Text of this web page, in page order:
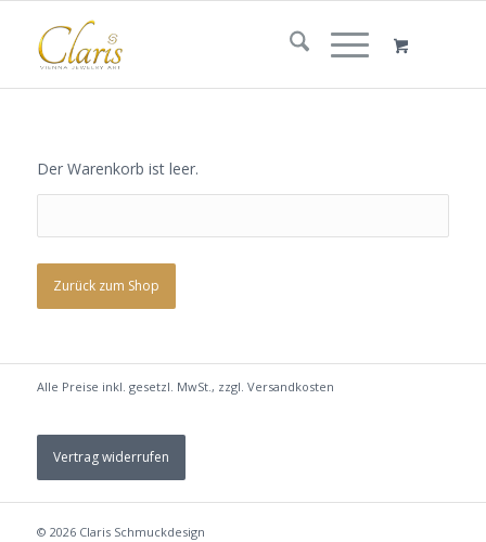
Der Warenkorb ist leer.
Zurück zum Shop
Alle Preise inkl. gesetzl. MwSt., zzgl. Versandkosten
Vertrag widerrufen
© 2026 Claris Schmuckdesign